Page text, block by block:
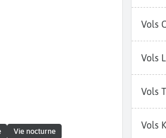
Vie nocturne
Vols
Vols
Vols
Vols